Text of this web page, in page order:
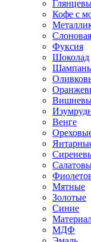
Кофе с
Фуксия
Шоколад
Шампань
Венге
Мятные
Золотые
Синие
МДФ